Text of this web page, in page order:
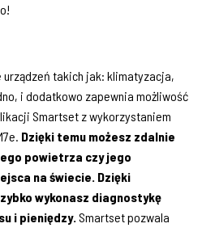
urządzeń takich jak: klimatyzacja,
i dodatkowo zapewnia możliwość
Smartset z wykorzystaniem
Dzięki temu możesz zdalnie
powietrza czy jego
na świecie. Dzięki
wykonasz diagnostykę
i pieniędzy. Smartset pozwala